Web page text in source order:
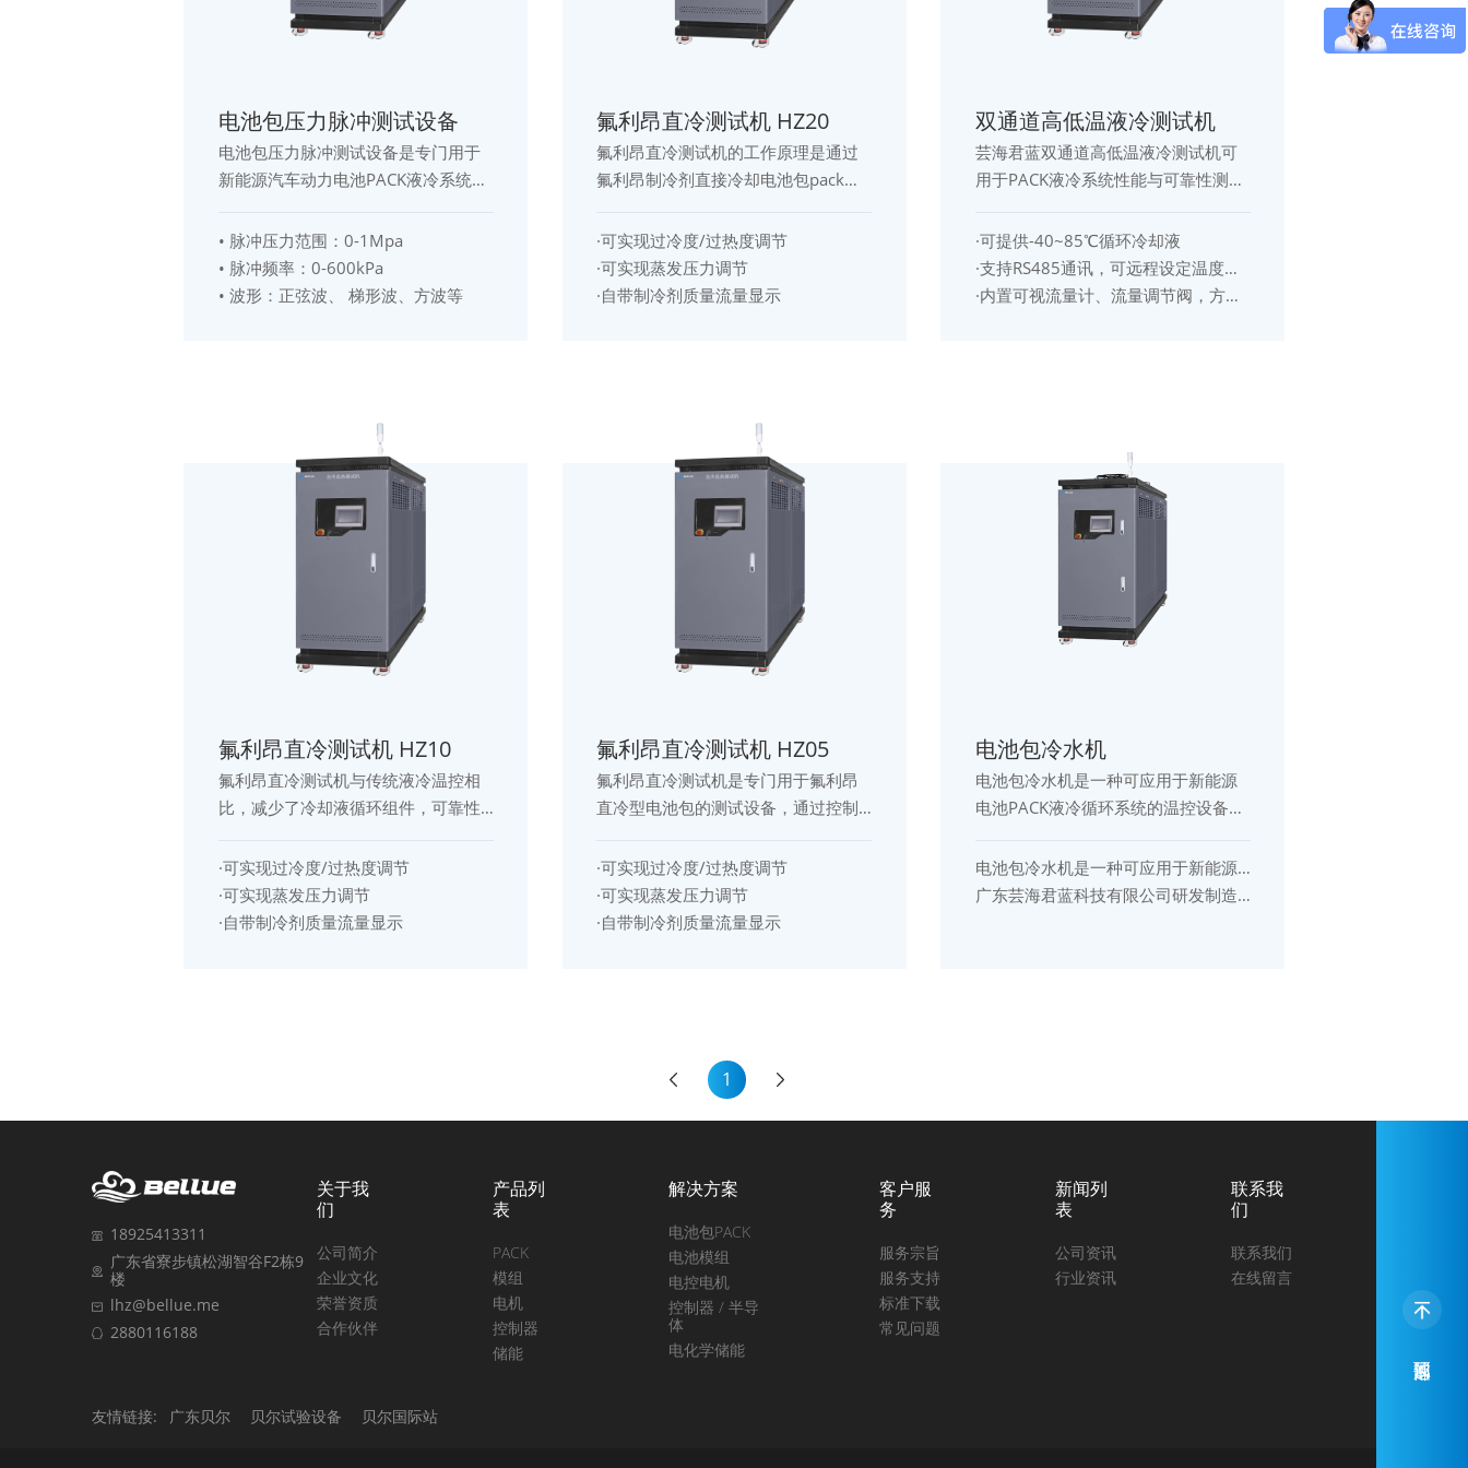
电池包压力脉冲测试设备
电池包压力脉冲测试设备是专门用于
新能源汽车动力电池PACK液冷系统可
板、液冷管路、连接器、接头及电池
包冷却回路进行压力脉冲疲劳测试。
设备通过模拟电池包在实际运行过程
控制系统和智能监测系统，可实现压
力脉冲频率、脉冲幅值、测试次数等
参数的自由设定，并实时记录压力曲
线及测试数据。广泛应用于新能源汽
车动力电池PACK研发验证、产品可靠
性测试、型式试验及生产质量控制等
• 脉冲压力范围： 0-1Mpa
• 脉冲频率： 0-600kPa
• 波形 ： 正弦波、 梯形波、方波等
氟利昂直冷测试机 HZ20
氟利昂直冷测试机的工作原理是通过
氟利昂制冷剂直接冷却电池包pack，
热情况。在测试过程中，氟利昂制冷
剂被注入电池包pack中，然后通过冷
却系统将其降温至预设的测试温度。
和记录测试数据，进行数据处理和分
析，提供性能评估报告。
·可实现过冷度/过热度调节
·可实现蒸发压力调节
·自带制冷剂质量流量显示
双通道高低温液冷测试机
芸海君蓝双通道高低温液冷测试机可
用于PACK液冷系统性能与可靠性测
时对两组测试对象进行恒温、循环、
加热与制冷测试，具备温度精控、压
力保护及流量监测功能，是新能源电
·可提供-40~85℃循环冷却液
·支持RS485通讯，可远程设定温度，
开启关闭
·内置可视流量计、流量调节阀，方便
氟利昂直冷测试机 HZ10
氟利昂直冷测试机与传统液冷温控相
比，减少了冷却液循环组件，可靠性
况更稳定的优势，是未来新能源汽车
热温控方面的主要发展方向，广泛应
用于新产品开发和质量控制。
·可实现过冷度/过热度调节
·可实现蒸发压力调节
·自带制冷剂质量流量显示
氟利昂直冷测试机 HZ05
氟利昂直冷测试机是专门用于氟利昂
直冷型电池包的测试设备，通过控制
量流量分配等方式控制整机工况参
数，以实现模仿整车直冷温控状态下
热学测试。其可选择制冷工况、热泵
·可实现过冷度/过热度调节
·可实现蒸发压力调节
·自带制冷剂质量流量显示
电池包冷水机
电池包冷水机是一种可应用于新能源
电池PACK液冷循环系统的温控设备，
及高低温环境模拟。设备集制冷、加
热与循环控制于一体，可实现稳定的
电池包冷水机是一种可应用于新能源
电池PACK液冷循环系统的温控设备，
广东芸海君蓝科技有限公司研发制造
1
18925413311
广东省寮步镇松湖智谷F2栋9
楼
lhz@bellue.me
2880116188
关于我
们
公司简介
企业文化
荣誉资质
合作伙伴
产品列
表
PACK
模组
电机
控制器
储能
解决方案
电池包PACK
电池模组
电控电机
控制器 / 半导
体
电化学储能
客户服
务
服务宗旨
服务支持
标准下载
常见问题
新闻列
表
公司资讯
行业资讯
联系我
们
联系我们
在线留言
友情链接: 广东贝尔 贝尔试验设备 贝尔国际站